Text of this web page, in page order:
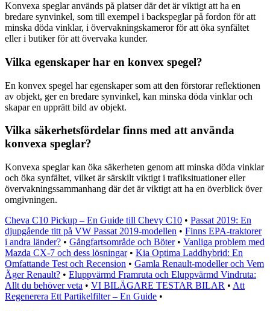
Konvexa speglar används på platser där det är viktigt att ha en
bredare synvinkel, som till exempel i backspeglar på fordon för att
minska döda vinklar, i övervakningskameror för att öka synfältet
eller i butiker för att övervaka kunder.
Vilka egenskaper har en konvex spegel?
En konvex spegel har egenskaper som att den förstorar reflektionen
av objekt, ger en bredare synvinkel, kan minska döda vinklar och
skapar en upprätt bild av objekt.
Vilka säkerhetsfördelar finns med att använda
konvexa speglar?
Konvexa speglar kan öka säkerheten genom att minska döda vinklar
och öka synfältet, vilket är särskilt viktigt i trafiksituationer eller
övervakningssammanhang där det är viktigt att ha en överblick över
omgivningen.
Cheva C10 Pickup – En Guide till Chevy C10 • Passat 2019: En
djupgående titt på VW Passat 2019-modellen • Finns EPA-traktorer
i andra länder? • Gångfartsområde och Böter• Vanliga problem med
Mazda CX-7 och dess lösningar• Kia Optima Laddhybrid: En
Omfattande Test och Recension • Gamla Renault-modeller och Vem
Äger Renault? • Eluppvärmd Framruta och Eluppvärmd Vindruta:
Allt du behöver veta • VI BILÄGARE TESTAR BILAR • Att
Regenerera Ett Partikelfilter – En Guide •